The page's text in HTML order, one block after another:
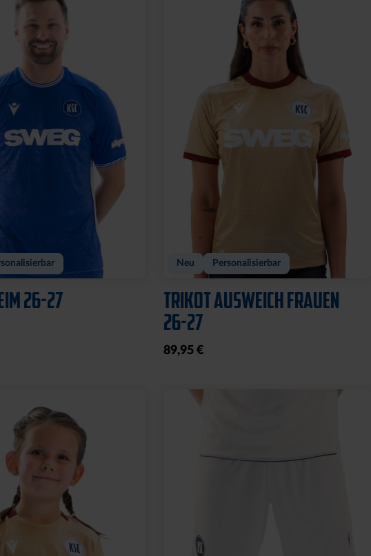
26-27
Neu Personalisierbar
TRIKOT AUSWEICH FRAUEN
26-27
89,95 €